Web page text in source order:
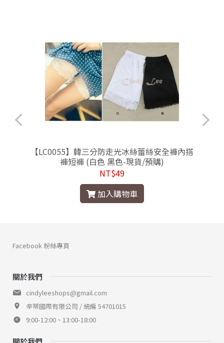
【LC0055】韓三分防走光冰絲蕾絲安全褲內搭
褲短褲 (白色 黑色-現貨/預購)
NT$49
加入購物車
關於我們
cindyleeshops@gmail.com
辛蒂國際有限公司 / 統編 54701015
9:00-12:00、13:00-18:00
Facebook 粉絲專頁